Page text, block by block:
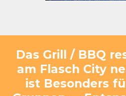
Das Grill / BBQ
am Flasch City
ist Besonders